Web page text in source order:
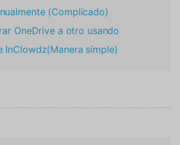
(Complicado)
OneDrive a otro usando
InClowdz(Manera simple)